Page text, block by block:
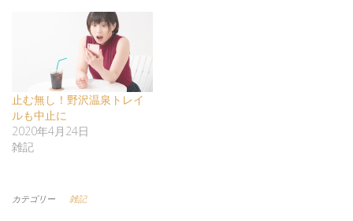
止む無し！野沢温泉トレイ
ルも中止に
2020年4月24日
雑記
カテゴリー 雑記